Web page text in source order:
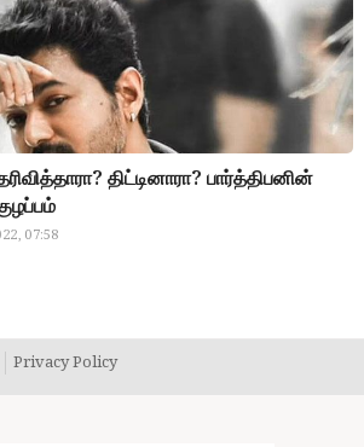
திட்டினாரா? பார்த்திபனின்
07:58
Privacy Policy